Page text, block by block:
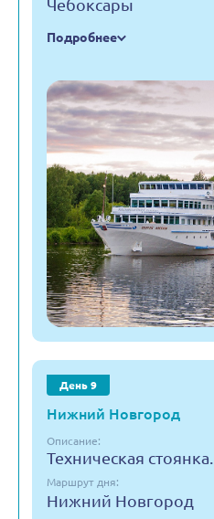
Чебоксары
Подробнее
День 9
Нижний Новгород
Описание:
Техническая стоянка.
Маршрут дня:
Нижний Новгород